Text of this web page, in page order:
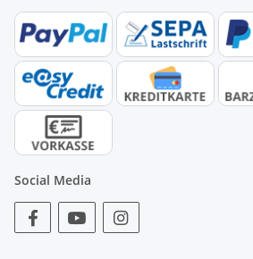
Social Media